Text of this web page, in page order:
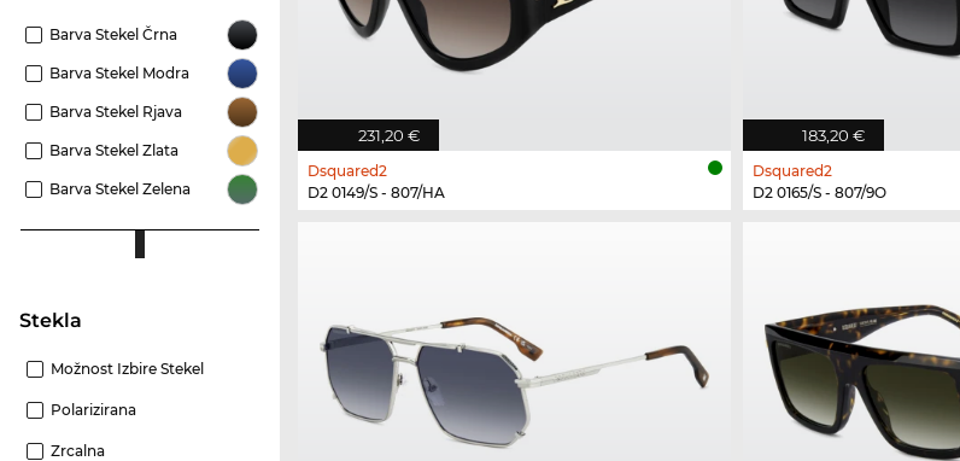
Barva Stekel Črna
Barva Stekel Modra
Barva Stekel Rjava
Barva Stekel Zlata
Barva Stekel Zelena
Stekla
Možnost Izbire Stekel
Polarizirana
Zrcalna
231,20 €
Dsquared2
D2 0149/S - 807/HA
183,20 €
Dsquared2
D2 0165/S - 807/9O